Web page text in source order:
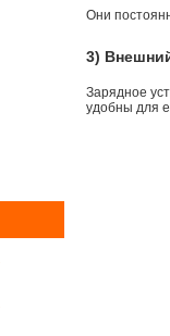
Они
3)
Зарядное
удобны для